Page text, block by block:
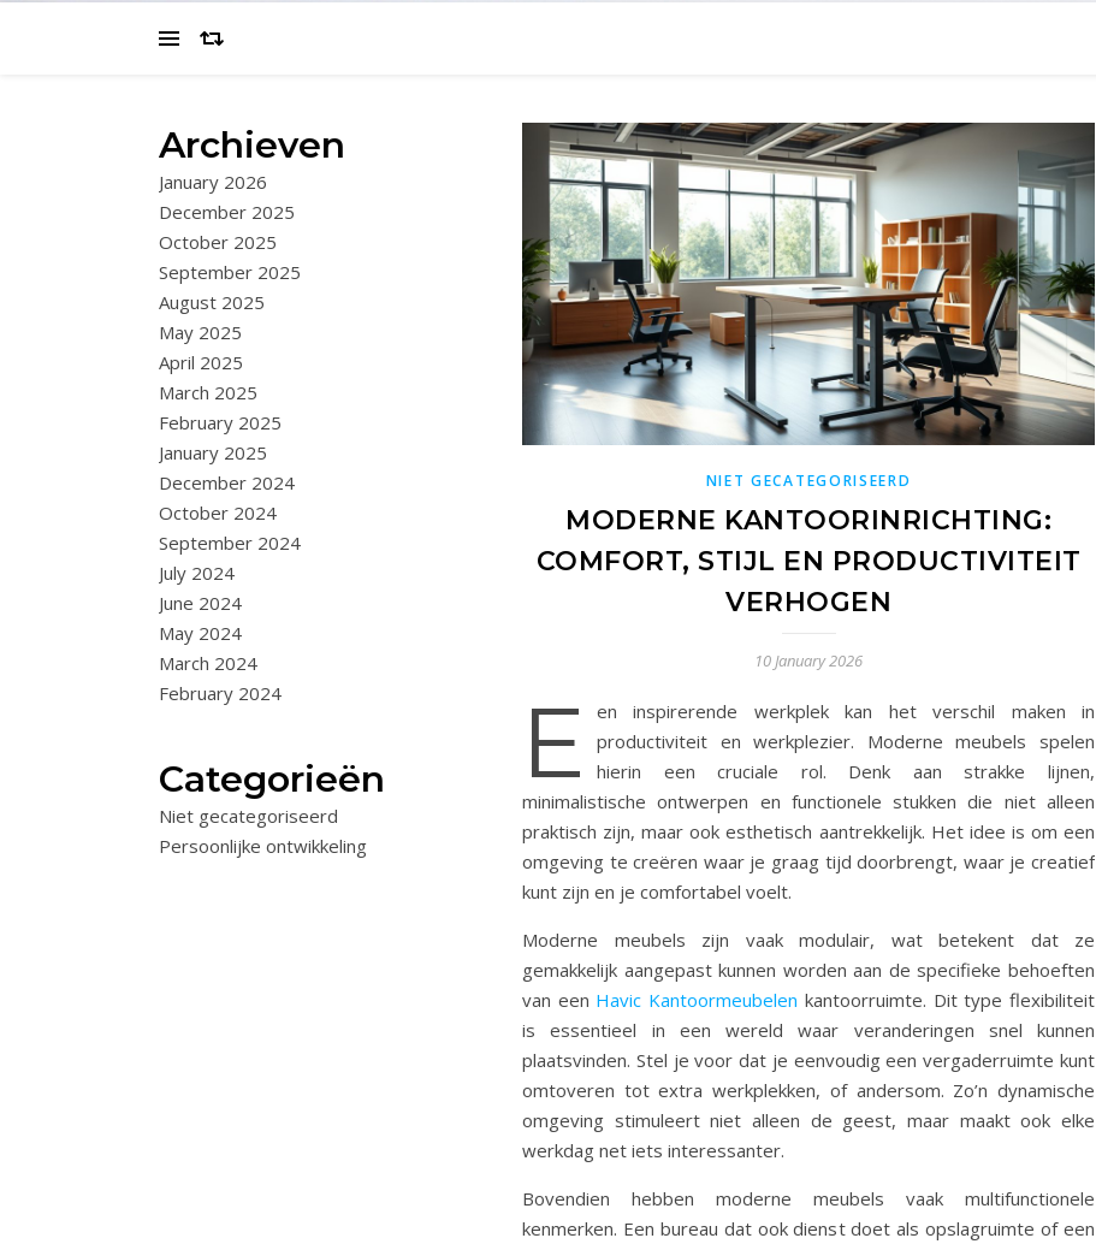
Archieven
January 2026
December 2025
October 2025
September 2025
August 2025
May 2025
April 2025
March 2025
February 2025
January 2025
December 2024
October 2024
September 2024
July 2024
June 2024
May 2024
March 2024
February 2024
Categorieën
Niet gecategoriseerd
Persoonlijke ontwikkeling
NIET GECATEGORISEERD
MODERNE KANTOORINRICHTING:
COMFORT, STIJL EN PRODUCTIVITEIT
VERHOGEN
10 January 2026
E
en inspirerende werkplek kan het verschil maken in
productiviteit en werkplezier. Moderne meubels spelen
hierin een cruciale rol. Denk aan strakke lijnen,
minimalistische ontwerpen en functionele stukken die niet alleen
praktisch zijn, maar ook esthetisch aantrekkelijk. Het idee is om een
omgeving te creëren waar je graag tijd doorbrengt, waar je creatief
kunt zijn en je comfortabel voelt.
Moderne meubels zijn vaak modulair, wat betekent dat ze
gemakkelijk aangepast kunnen worden aan de specifieke behoeften
van een Havic Kantoormeubelen kantoorruimte. Dit type flexibiliteit
is essentieel in een wereld waar veranderingen snel kunnen
plaatsvinden. Stel je voor dat je eenvoudig een vergaderruimte kunt
omtoveren tot extra werkplekken, of andersom. Zo’n dynamische
omgeving stimuleert niet alleen de geest, maar maakt ook elke
werkdag net iets interessanter.
Bovendien hebben moderne meubels vaak multifunctionele
kenmerken. Een bureau dat ook dienst doet als opslagruimte of een